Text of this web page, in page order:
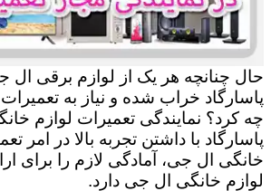
حال چنانچه هر یک از لوازم برقی ال
پاسارگاد خراب شده و نیاز به تعمیرات
چه کرد؟ نمایندگی تعمیرات لوازم
پاسارگاد با داشتن تجربه بالا در امر
خانگی ال جی، آمادگی لازم را برای
لوازم خانگی ال جی دارد.